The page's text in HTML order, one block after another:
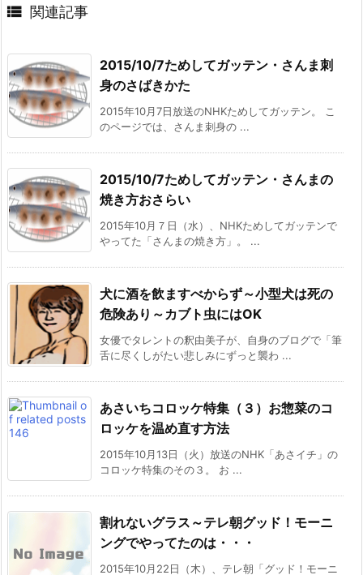
 関連記事
2015/10/7ためしてガッテン・さんま刺
身のさばきかた
2015年10月7日放送のNHKためしてガッテン。 こ
のページでは、さんま刺身の ...
2015/10/7ためしてガッテン・さんまの
焼き方おさらい
2015年10月７日（水）、NHKためしてガッテンで
やってた「さんまの焼き方」。 ...
犬に酒を飲ますべからず～小型犬は死の
危険あり～カブト虫にはOK
女優でタレントの釈由美子が、自身のブログで「筆
舌に尽くしがたい悲しみにずっと襲わ ...
あさいちコロッケ特集（３）お惣菜のコ
ロッケを温め直す方法
2015年10月13日（火）放送のNHK「あさイチ」の
コロッケ特集のその３。 お ...
割れないグラス～テレ朝グッド！モーニ
ングでやってたのは・・・
2015年10月22日（木）、テレ朝「グッド！モーニ